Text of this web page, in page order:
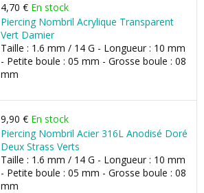
4,70 € En stock
Piercing Nombril Acrylique Transparent
Vert Damier
Taille : 1.6 mm / 14 G - Longueur : 10 mm
- Petite boule : 05 mm - Grosse boule : 08
mm
9,90 € En stock
Piercing Nombril Acier 316L Anodisé Doré
Deux Strass Verts
Taille : 1.6 mm / 14 G - Longueur : 10 mm
- Petite boule : 05 mm - Grosse boule : 08
mm